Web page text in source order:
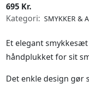
695 Kr.
Kategori: SMYKKER &
Et elegant
håndplukket for sit
Det enkle design gør